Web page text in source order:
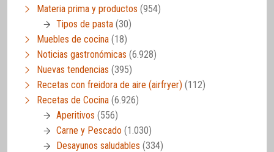
Materia prima y productos (954)
Tipos de pasta (30)
Muebles de cocina (18)
Noticias gastronómicas (6.928)
Nuevas tendencias (395)
Recetas con freidora de aire (airfryer) (112)
Recetas de Cocina (6.926)
Aperitivos (556)
Carne y Pescado (1.030)
Desayunos saludables (334)